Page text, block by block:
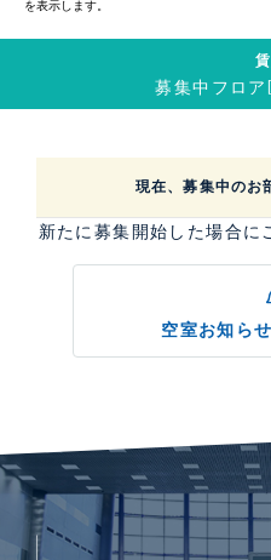
を表示します。
募集中フロ
現在、募集中のお
新たに募集開始した場合に
空室お知ら